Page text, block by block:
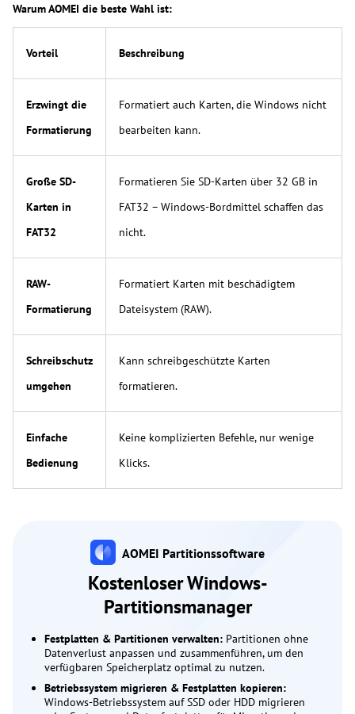
Warum AOMEI die beste Wahl ist:
Vorteil Beschreibung
Erzwingt die
Formatierung
Formatiert auch Karten, die Windows nicht
bearbeiten kann.
Große SD-
Karten in
FAT32
Formatieren Sie SD-Karten über 32 GB in
FAT32 – Windows-Bordmittel schaffen das
nicht.
RAW-
Formatierung
Formatiert Karten mit beschädigtem
Dateisystem (RAW).
Schreibschutz
umgehen
Kann schreibgeschützte Karten
formatieren.
Einfache
Bedienung
Keine komplizierten Befehle, nur wenige
Klicks.
AOMEI Partitionssoftware
Kostenloser Windows-
Partitionsmanager
Festplatten & Partitionen verwalten: Partitionen ohne
Datenverlust anpassen und zusammenführen, um den
verfügbaren Speicherplatz optimal zu nutzen.
Betriebssystem migrieren & Festplatten kopieren:
Windows-Betriebssystem auf SSD oder HDD migrieren